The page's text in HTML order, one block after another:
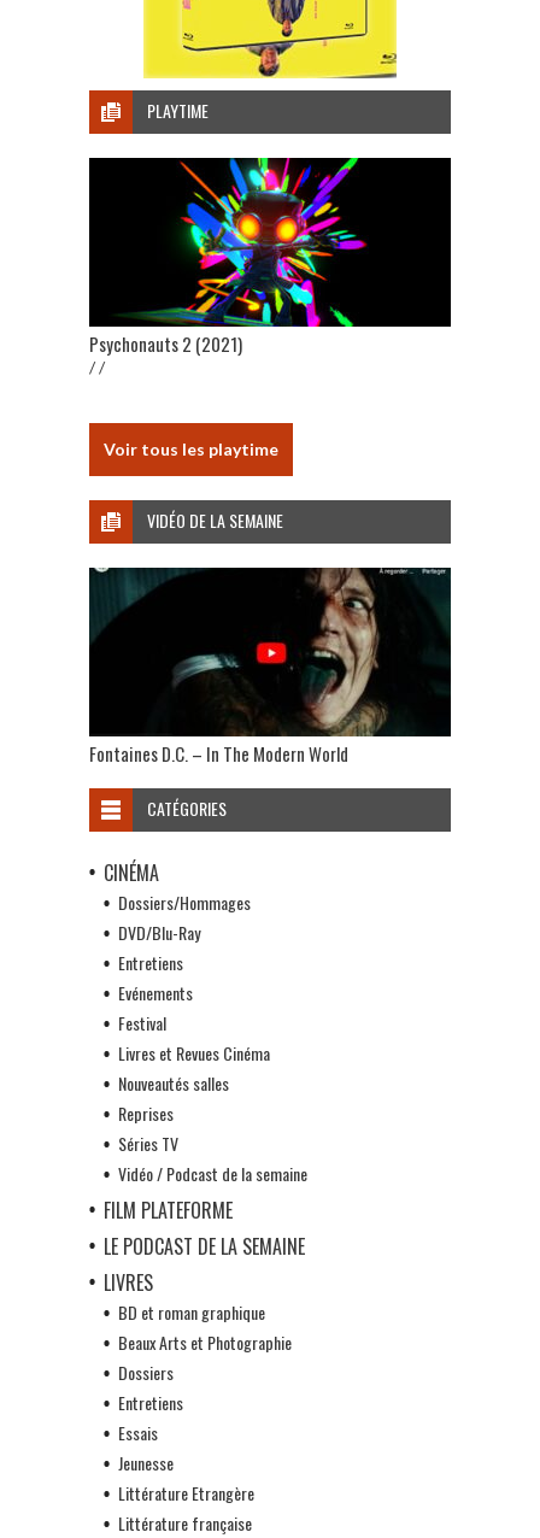
PLAYTIME
Psychonauts 2 (2021)
/ /
Voir tous les playtime
VIDÉO DE LA SEMAINE
Fontaines D.C. – In The Modern World
CATÉGORIES
CINÉMA
Dossiers/Hommages
DVD/Blu-Ray
Entretiens
Evénements
Festival
Livres et Revues Cinéma
Nouveautés salles
Reprises
Séries TV
Vidéo / Podcast de la semaine
FILM PLATEFORME
LE PODCAST DE LA SEMAINE
LIVRES
BD et roman graphique
Beaux Arts et Photographie
Dossiers
Entretiens
Essais
Jeunesse
Littérature Etrangère
Littérature française